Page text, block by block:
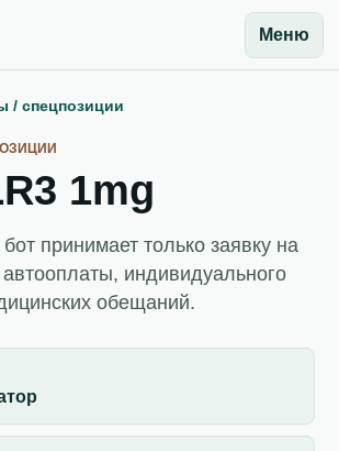
Меню
/ спецпозиции
1mg
принимает только заявку на
автооплаты, индивидуального
обещаний.